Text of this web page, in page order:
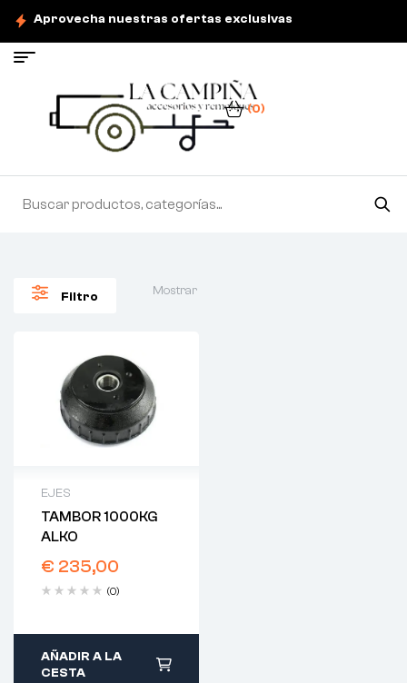
Aprovecha nuestras ofertas exclusivas
(0)
Filtro Mostrar
EJES
TAMBOR 1000KG
ALKO
€ 235,00
(0)
AÑADIR A LA
CESTA